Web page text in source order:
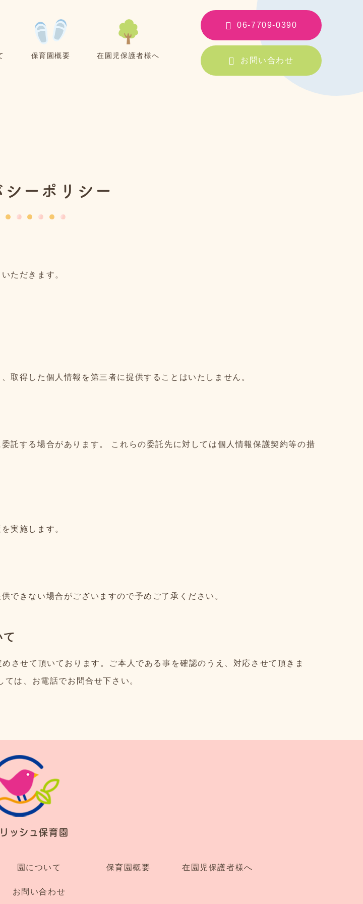
保育園概要 在園児保護者様へ
06-7709-0390
お問い合わせ
シーポリシー
ただきます。
取得した個人情報を第三者に提供することはいたしません。
託する場合があります。 これらの委託先に対しては個人情報保護契約等の措
実施します。
できない場合がございますので予めご了承ください。
させて頂いております。ご本人である事を確認のうえ、対応させて頂きま
は、お電話でお問合せ下さい。
ッシュ保育園
園について 保育園概要 在園児保護者様へ
お問い合わせ